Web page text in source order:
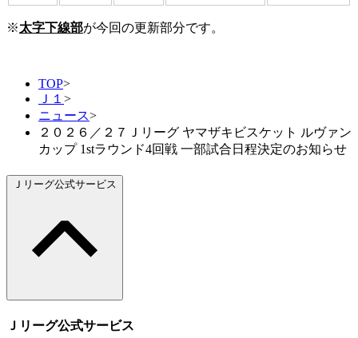
※太字下線部が今回の更新部分です。
TOP>
Ｊ１ >
ニュース>
２０２６／２７Ｊリーグ ヤマザキビスケット ルヴァン
カップ 1stラウンド4回戦 一部試合日程決定のお知らせ
Ｊリーグ公式サービス
Ｊリーグ公式サービス